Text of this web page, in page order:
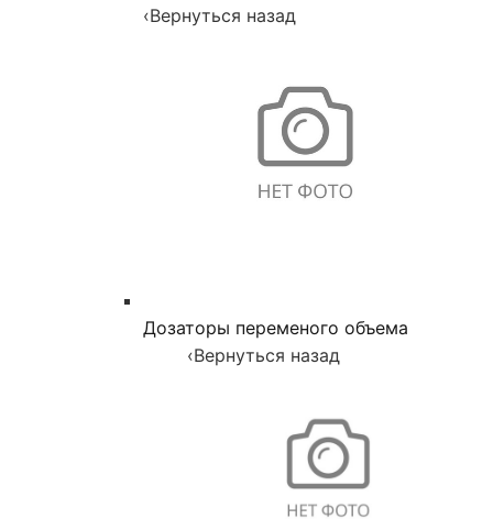
‹Вернуться назад
Дозаторы переменого объема
‹Вернуться назад